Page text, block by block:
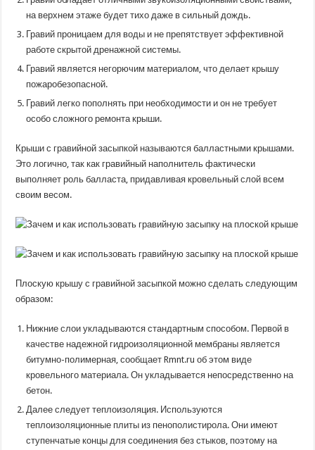
на верхнем этаже будет тихо даже в сильный дождь.
Гравий проницаем для воды и не препятствует эффективной
работе скрытой дренажной системы.
Гравий является негорючим материалом, что делает крышу
пожаробезопасной.
Гравий легко пополнять при необходимости и он не требует
особо сложного ремонта крыши.
Крыши с гравийной засыпкой называются балластными крышами.
Это логично, так как гравийный наполнитель фактически
выполняет роль балласта, придавливая кровельный слой всем
своим весом.
Плоскую крышу с гравийной засыпкой можно сделать следующим
образом:
Нижние слои укладываются стандартным способом. Первой в
качестве надежной гидроизоляционной мембраны является
битумно-полимерная, сообщает Rmnt.ru об этом виде
кровельного материала. Он укладывается непосредственно на
бетон.
Далее следует теплоизоляция. Используются
теплоизоляционные плиты из пенополистирола. Они имеют
ступенчатые концы для соединения без стыков, поэтому на